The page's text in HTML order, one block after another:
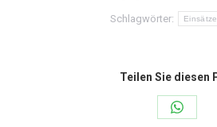
Schlagwörter:
Teilen Sie diesen
Share